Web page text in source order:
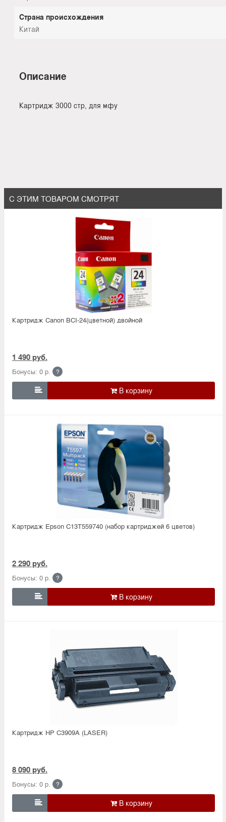
Страна происхождения
Китай
Описание
Картридж 3000 стр, для мфу
С ЭТИМ ТОВАРОМ СМОТРЯТ
Картридж Canon BCI-24(цветной) двойной
1 490 руб.
Бонусы: 0 р. ?

Картридж Epson C13T559740 (набор картриджей 6 цветов)
2 290 руб.
Бонусы: 0 р. ?

Картридж HP C3909A (LASER)
8 090 руб.
Бонусы: 0 р. ?
